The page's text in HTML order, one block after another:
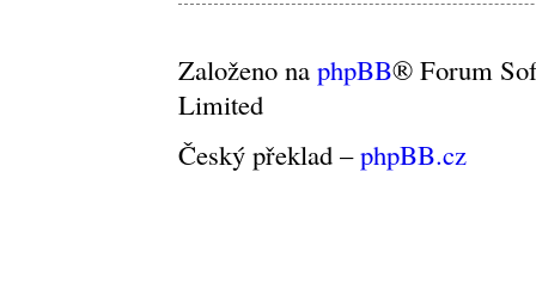
Založeno naphpBB® Forum
Limited
Český překlad –phpBB.cz